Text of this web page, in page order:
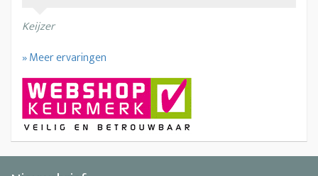
Keijzer
» Meer ervaringen